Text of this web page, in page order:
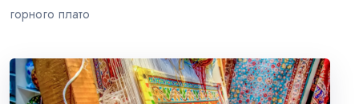
горного плато